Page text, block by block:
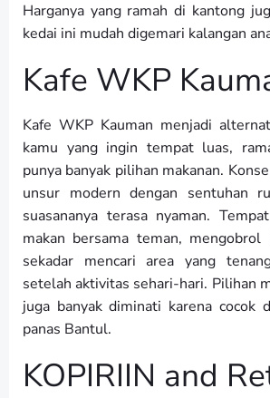
Harganya yang ramah di kantong
kedai ini mudah digemari kalangan
Kafe WKP
Kafe WKP Kauman menjadi
kamu yang ingin tempat luas,
punya banyak pilihan makanan.
unsur modern dengan sentuhan
suasananya terasa nyaman.
makan bersama teman, mengobrol
sekadar mencari area yang
setelah aktivitas sehari-hari. Pilihan
juga banyak diminati karena cocok
panas Bantul.
KOPIRIIN and